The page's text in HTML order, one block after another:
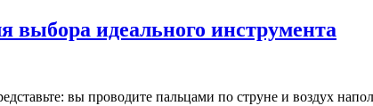
выбора идеального инструмента
вы проводите пальцами по струне и воздух